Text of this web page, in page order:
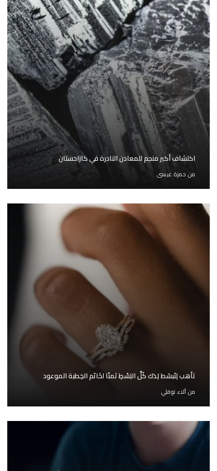
اكتشاف أكبر منجم للمعادن النادرة في كازاخستان
من حمزة عيسى
تأهب لِتَبسُط يَدَك كُلَّ البَسْطِ ثمنًا لخَاتَم الخِطبة الموعود
منآلاء نوفلي